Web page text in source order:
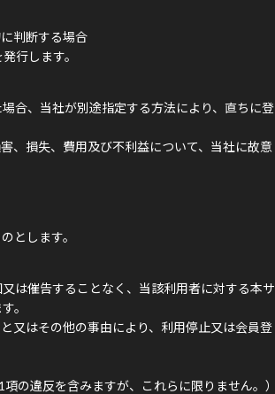
判断する場合
行します。
合、当社が別途指定する方法により、直ちに登
、損失、費用及び不利益について、当社に故意
とします。
は催告することなく、当該利用者に対する本サ
。
又はその他の事由により、利用停止又は会員登
の違反を含みますが、これらに限りません。）